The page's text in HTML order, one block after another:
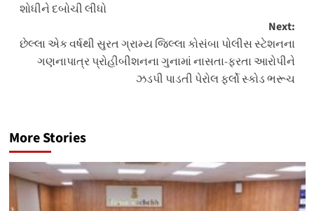
શોધીને દબોચી લીધો
Next:
છેલ્લા એક વર્ષથી સુરત ગ્રામ્ય જિલ્લા કોસંબા પોલીસ સ્ટેશનના
ગણનાપાત્ર પ્રોહીબીશનના ગુનામાં નાસતા-ફરતા આરોપીને
ઝડપી પાડતી પેરોલ ફર્લો સ્કોડ ભરૂચ
More Stories